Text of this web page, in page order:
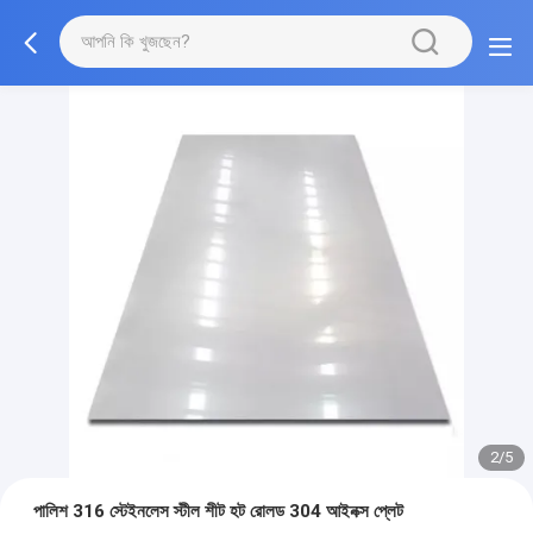
2/5
পালিশ 316 স্টেইনলেস স্টীল শীট হট রোলড 304 আইনক্স প্লেট